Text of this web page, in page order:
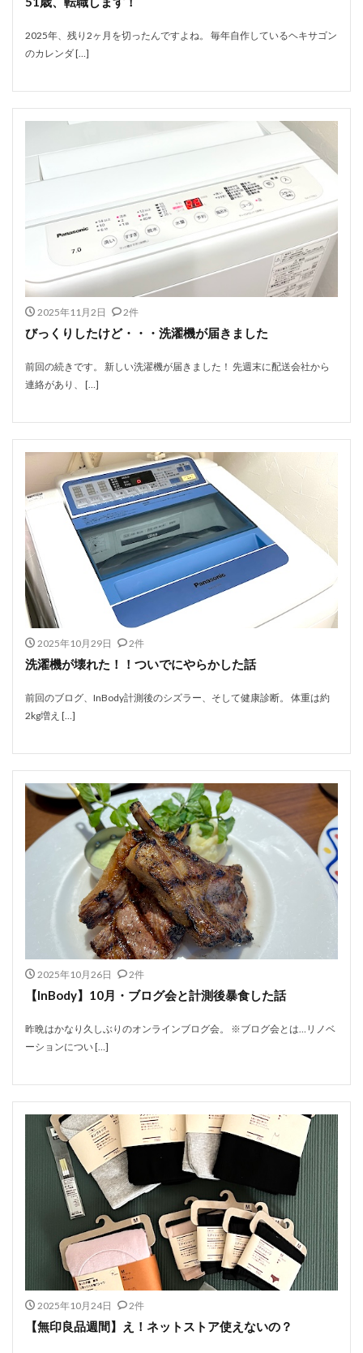
2025年、残り2ヶ月を切ったんですよね。 毎年自作しているヘキサゴン
のカレンダ […]
2025年11月2日 2件
びっくりしたけど・・・洗濯機が届きました
前回の続きです。 新しい洗濯機が届きました！ 先週末に配送会社から
連絡があり、 […]
2025年10月29日 2件
洗濯機が壊れた！！ついでにやらかした話
前回のブログ、InBody計測後のシズラー、そして健康診断。 体重は約
2kg増え […]
2025年10月26日 2件
【InBody】10月・ブログ会と計測後暴食した話
昨晩はかなり久しぶりのオンラインブログ会。 ※ブログ会とは…リノベ
ーションについ […]
2025年10月24日 2件
【無印良品週間】え！ネットストア使えないの？